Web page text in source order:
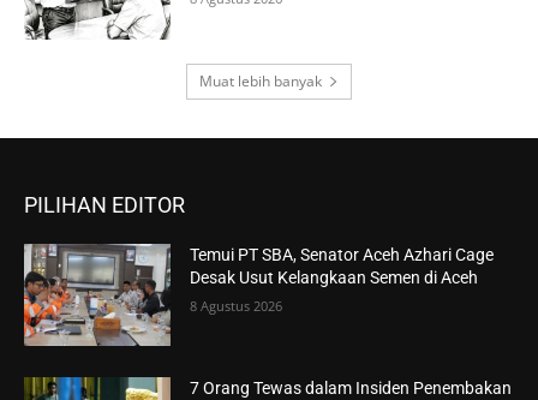
Muat lebih banyak
PILIHAN EDITOR
Temui PT SBA, Senator Aceh Azhari Cage
Desak Usut Kelangkaan Semen di Aceh
8 Agustus 2026
7 Orang Tewas dalam Insiden Penembakan